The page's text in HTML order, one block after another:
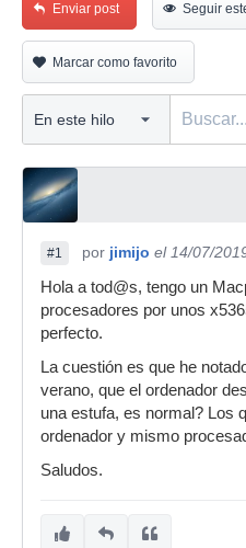
Enviar post Seguir
Marcar como favorito
#1 por jimijo el 14/07/
Hola a tod@s, tengo un
procesadores por unos
perfecto.
La cuestión es que he
verano, que el ordenador
una estufa, es normal? Los
ordenador y mismo
Saludos.